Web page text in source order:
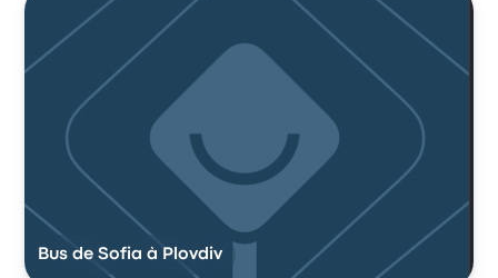
Bus de Sofia à Plovdiv